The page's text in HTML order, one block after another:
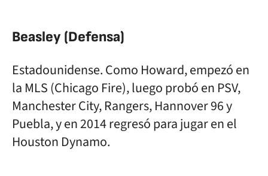
Beasley (Defensa)
Estadounidense. Como Howard, empezó en
la MLS (Chicago Fire), luego probó en PSV,
Manchester City, Rangers, Hannover 96 y
Puebla, y en 2014 regresó para jugar en el
Houston Dynamo.